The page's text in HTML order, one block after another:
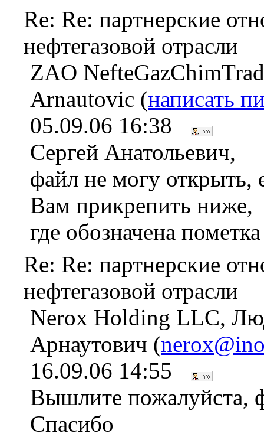
Re: Re: партнерские
нефтегазовой отрасли
ZAO
Arnautovic (написать
05.09.06 16:38
Cергей Анатольевич,
файл не могу открыть,
Вам прикрепить ниже,
где обозначена
Re: Re: партнерские
нефтегазовой отрасли
Nerox Holding LLC,
Арнаутович (
16.09.06 14:55
Вышлите пожалуйста,
Спасибо